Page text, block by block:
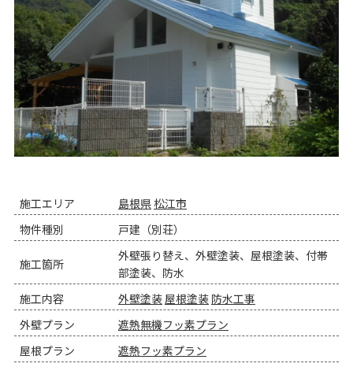
施工エリア 島根県松江市
物件種別
戸建（別荘）
施工箇所
外壁張り替え、外壁塗装、屋根塗装、付帯
部塗装、防水
施工内容
外壁塗装 屋根塗装 防水工事
外壁プラン
遮熱無機フッ素プラン
屋根プラン
遮熱フッ素プラン